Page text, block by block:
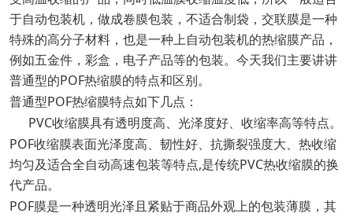
于自动包装机，做成卷膜包装，不适合制袋，交联膜是一种
特殊的高分子材料，也是一种上自动包装机的热缩膜产品，
例如五金件，彩盒，电子产品等的包装。今天我们主要讲讲
普通型的POF热缩膜的特点和区别。
普通型POF热缩膜特点如下几点：
PVC收缩膜具有透明度高、光泽度好、收缩率高等特点。
POF收缩膜表面光泽度高、韧性好、抗撕裂强度大、热收缩
均匀及适合全自动高速包装等特点,是传统PVC热收缩膜的换
代产品。
POF膜是一种透明光泽且紧贴于商品外观上的包装薄膜，其